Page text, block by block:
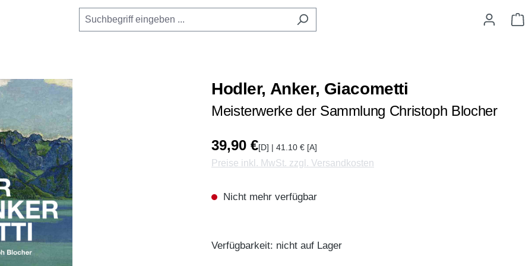
Hodler, Anker, Giacometti
Meisterwerke der Sammlung Christoph Blocher
39,90 €[D] | 41.10 € [A]
Preise inkl. MwSt. zzgl. Versandkosten
Nicht mehr verfügbar
Verfügbarkeit: nicht auf Lager